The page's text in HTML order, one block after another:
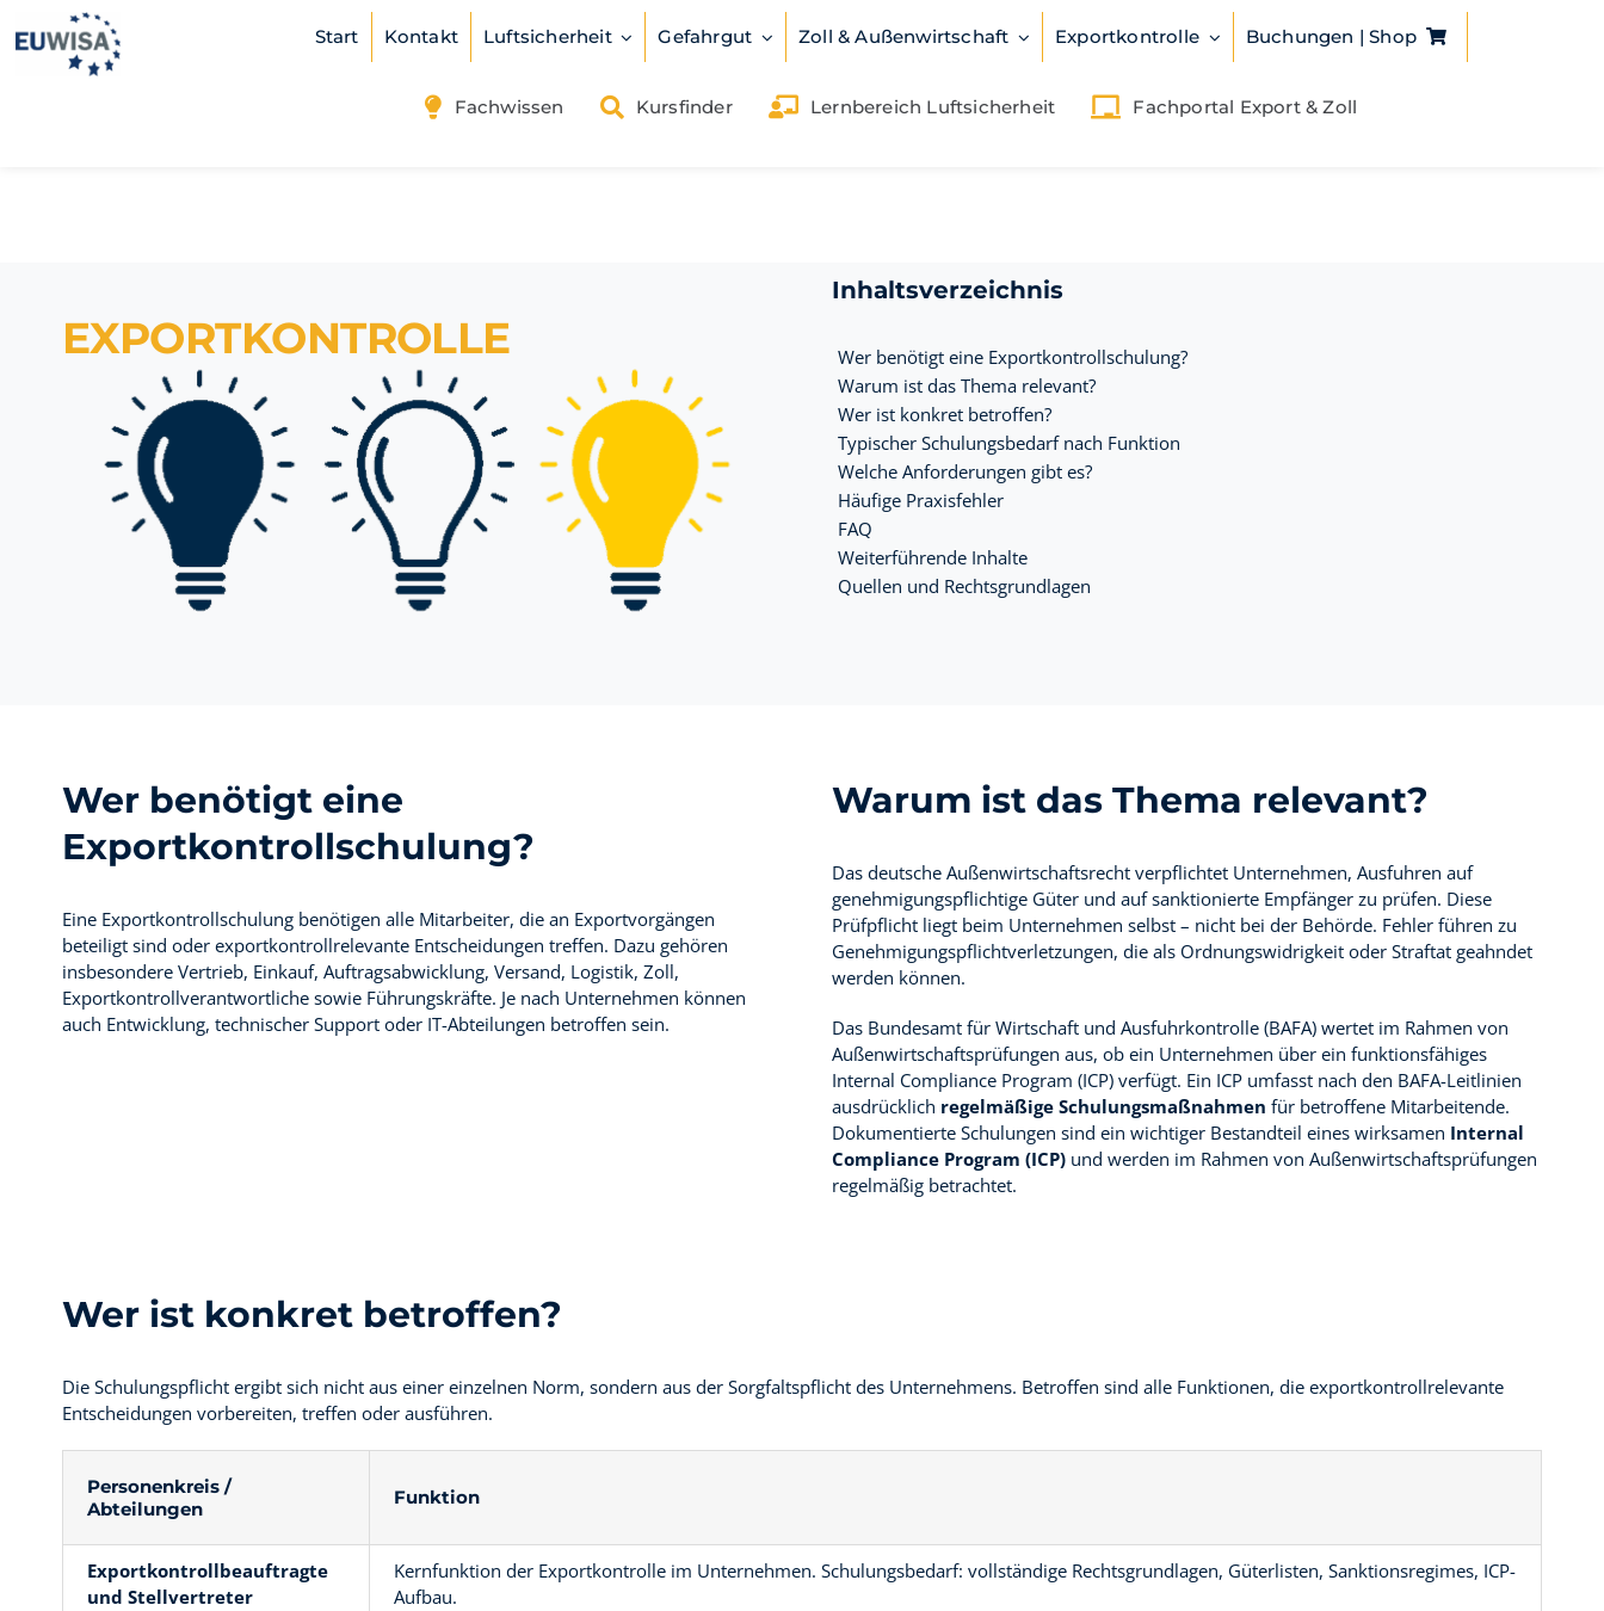
Start Kontakt Luftsicherheit Gefahrgut Zoll & Außenwirtschaft Exportkontrolle Buchungen | Shop
Fachwissen Kursfinder Lernbereich Luftsicherheit Fachportal Export & Zoll
EXPORTKONTROLLE
Inhaltsverzeichnis
Wer benötigt eine Exportkontrollschulung?
Warum ist das Thema relevant?
Wer ist konkret betroffen?
Typischer Schulungsbedarf nach Funktion
Welche Anforderungen gibt es?
Häufige Praxisfehler
FAQ
Weiterführende Inhalte
Quellen und Rechtsgrundlagen
Wer benötigt eine
Exportkontrollschulung?
Eine Exportkontrollschulung benötigen alle Mitarbeiter, die an Exportvorgängen
beteiligt sind oder exportkontrollrelevante Entscheidungen treffen. Dazu gehören
insbesondere Vertrieb, Einkauf, Auftragsabwicklung, Versand, Logistik, Zoll,
Exportkontrollverantwortliche sowie Führungskräfte. Je nach Unternehmen können
auch Entwicklung, technischer Support oder IT-Abteilungen betroffen sein.
Warum ist das Thema relevant?
Das deutsche Außenwirtschaftsrecht verpflichtet Unternehmen, Ausfuhren auf
genehmigungspflichtige Güter und auf sanktionierte Empfänger zu prüfen. Diese
Prüfpflicht liegt beim Unternehmen selbst – nicht bei der Behörde. Fehler führen zu
Genehmigungspflichtverletzungen, die als Ordnungswidrigkeit oder Straftat geahndet
werden können.
Das Bundesamt für Wirtschaft und Ausfuhrkontrolle (BAFA) wertet im Rahmen von
Außenwirtschaftsprüfungen aus, ob ein Unternehmen über ein funktionsfähiges
Internal Compliance Program (ICP) verfügt. Ein ICP umfasst nach den BAFA-Leitlinien
ausdrücklich regelmäßige Schulungsmaßnahmen für betroffene Mitarbeitende.
Dokumentierte Schulungen sind ein wichtiger Bestandteil eines wirksamen Internal
Compliance Program (ICP)und werden im Rahmen von Außenwirtschaftsprüfungen
regelmäßig betrachtet.
Wer ist konkret betroffen?
Die Schulungspflicht ergibt sich nicht aus einer einzelnen Norm, sondern aus der Sorgfaltspflicht des Unternehmens. Betroffen sind alle Funktionen, die exportkontrollrelevante
Entscheidungen vorbereiten, treffen oder ausführen.
Personenkreis /
Abteilungen
Funktion
Exportkontrollbeauftragte
und Stellvertreter
Kernfunktion der Exportkontrolle im Unternehmen. Schulungsbedarf: vollständige Rechtsgrundlagen, Güterlisten, Sanktionsregimes, ICP-
Aufbau.